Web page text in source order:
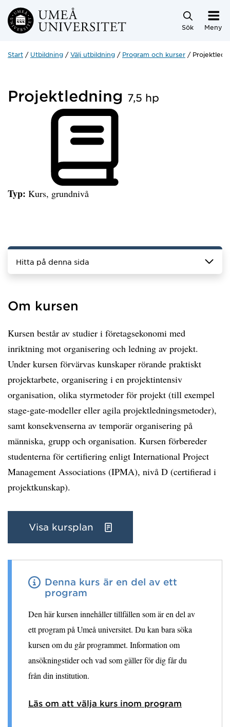
Hoppa direkt till innehållet
Sök Meny
Start Utbildning Välj utbildning Program och kurser
Projektledning 7,5 hp
Typ: Kurs, grundnivå
Hitta på denna sida
Om kursen
Kursen består av studier i företagsekonomi med
inriktning mot organisering och ledning av projekt.
Under kursen förvärvas kunskaper rörande praktiskt
projektarbete, organisering i en projektintensiv
organisation, olika styrmetoder för projekt (till exempel
stage-gate-modeller eller agila projektledningsmetoder),
samt konsekvenserna av temporär organisering på
människa, grupp och organisation. Kursen förbereder
studenterna för certifiering enligt International Project
Management Associations (IPMA), nivå D (certifierad i
projektkunskap).
Visa kursplan
Denna kurs är en del av ett
program
Den här kursen innehåller tillfällen som är en del av
ett program på Umeå universitet. Du kan bara söka
kursen om du går programmet. Information om
ansökningstider och vad som gäller för dig får du
från din institution.
Läs om att välja kurs inom program